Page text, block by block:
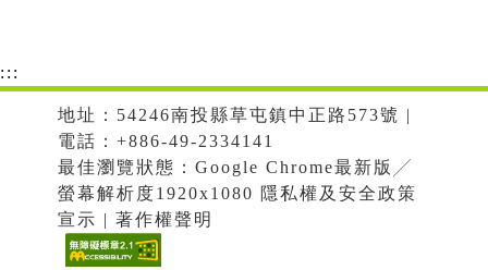
:::
地址：54246南投縣草屯鎮中正路573號 |
電話：+886-49-2334141
最佳瀏覽狀態：Google Chrome最新版╱
螢幕解析度1920x1080 隱私權及安全政策
宣示 | 著作權聲明